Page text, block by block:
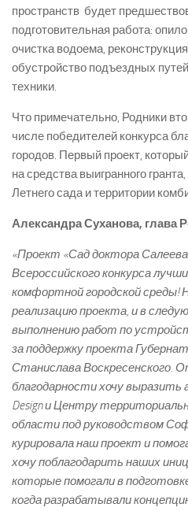
пространств будет
подготовительная работа:
очистка водоема,
обустройство подъездных
техники.
Что примечательно, Родники
числе победителей конкурса
городов. Первый проект,
на средства выигранного
Летнего сада и территории
Александра Суханова, глава
«Проект «Сад доктора
Всероссийского конкурса
комфортной городской среды!
реализацию проекта, и в
выполнению работ по
за поддержку проекта
Станислава Воскресенского.
благодарности хочу выразить
Design и Центру
области под руководством
курировала наш проект и
хочу поблагодарить наших
которые помогали в
когда разрабатывали